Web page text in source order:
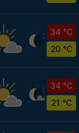
34 °C
20 °C
34 °C
21 °C